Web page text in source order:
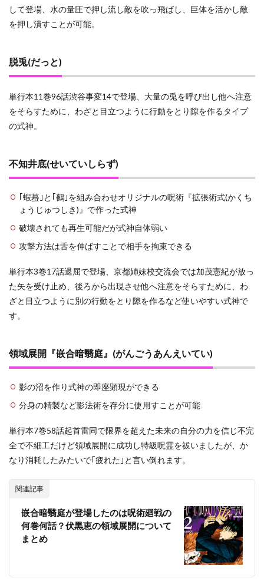
して登場、水の量圧で押し流し敵を吹っ飛ばし、巨体を活かし敵
を押し潰すことが可能。
脱兎(だっと)
単行本11巻96話渋谷事変14で登場、大量の兎を呼び出し他へ注意
をそらすために、わざと目立つように行動をとり隙を作るタイプ
の式神。
不知井底(せいていしらず)
｢蝦蟇｣と｢鵺｣を組み合わせオリジナルの呪術『拡張術式(かくち
ょうじゅつしき)』で作った式神
破壊されても再生可能だが式神自体弱い
攻撃方法は舌を伸ばすことで相手を拘束できる
単行本3巻17話退屈で登場、京都姉妹校交流会では加茂憲紀が放っ
た矢を受け止め、後ろから出現させ他へ注意をそらすために、わ
ざと目立つように別の行動をとり隙を作るなど使いやすい式神で
す。
領域展開『嵌合暗翳庭』(がんごうあんえいてい)
影の沼を作り式神の即座顕現ができる
分身の精製など影法術を存分に使用すことが可能
単行本7巻58話起首雷同で限界を超えた未来の自分の力を信じ不完
全で不細工だけど領域展開に成功し特級呪霊を祓いましたが、か
なり消耗したみたいで｢疲れた｣と言い倒れます。
関連記事
嵌合暗翳庭が登場したのは呪術廻戦の
何巻何話？伏黒恵の領域展開について
まとめ